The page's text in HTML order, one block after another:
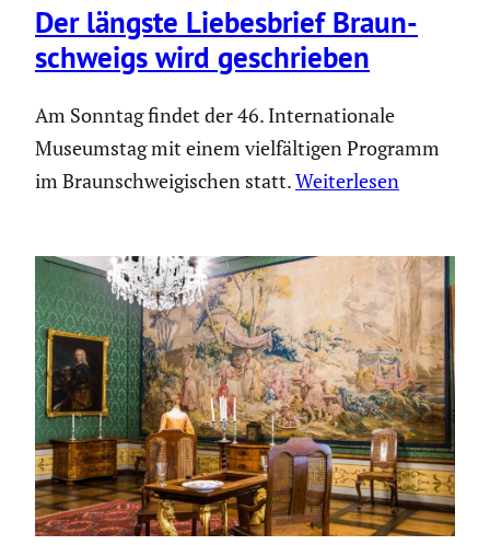
Der längste Liebes­brief Braun­
schweigs wird geschrieben
Am Sonntag findet der 46. Internationale
Museumstag mit einem vielfältigen Programm
im Braunschweigischen statt.Weiterlesen